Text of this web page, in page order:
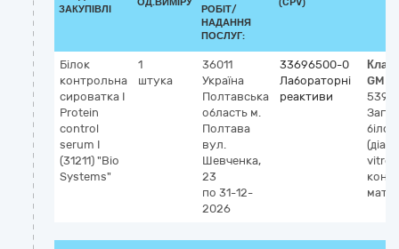
ЗАКУПІВЛІ
РОБІТ/
НАДАННЯ
ПОСЛУГ:
Білок
контрольна
сироватка І
Protein
control
serum I
(31211) "Віо
Systems"
1
штука
36011
Україна
Полтавська
область м.
Полтава
вул.
Шевченка,
23
по 31-12-
2026
33696500-0
Лабораторні
реактиви
білок
vitro),